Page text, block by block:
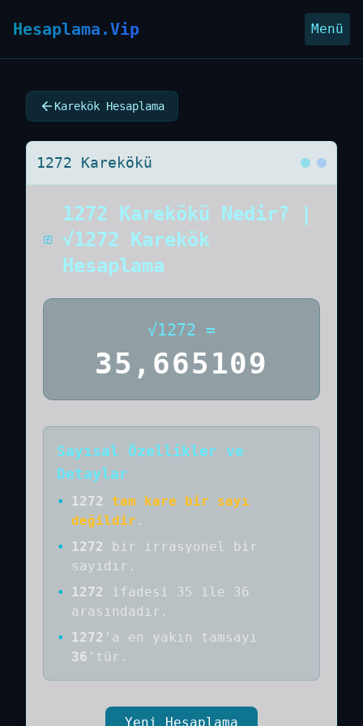
Hesaplama.Vip Menü
Karekök Hesaplama
1272 Karekökü
1272 Karekökü Nedir? |
√1272 Karekök
Hesaplama
√1272 =
35,665109
Sayısal Özellikler ve
Detaylar
• 1272
tam kare bir sayı
değildir .
•
1272 bir
irrasyonel bir
sayıdır .
•
1272
ifadesi 35 ile 36
arasındadır.
•
1272 'a en yakın tamsayı
36 'tür.
Yeni Hesaplama